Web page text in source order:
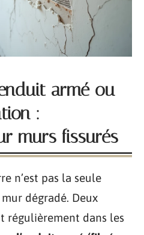
armé ou
:
murs fissurés
n’est pas la seule
dégradé. Deux
régulièrement dans les